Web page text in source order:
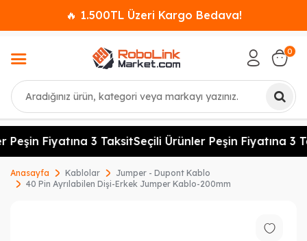
🔥 1.500TL Üzeri Kargo Bedava!
Ara
0
Peşin Fiyatına 3 TaksitSeçili Ürünler Peşin Fiyatına 3
Anasayfa Kablolar
Jumper - Dupont Kablo
40 Pin Ayrılabilen Dişi-Erkek Jumper Kablo-200mm